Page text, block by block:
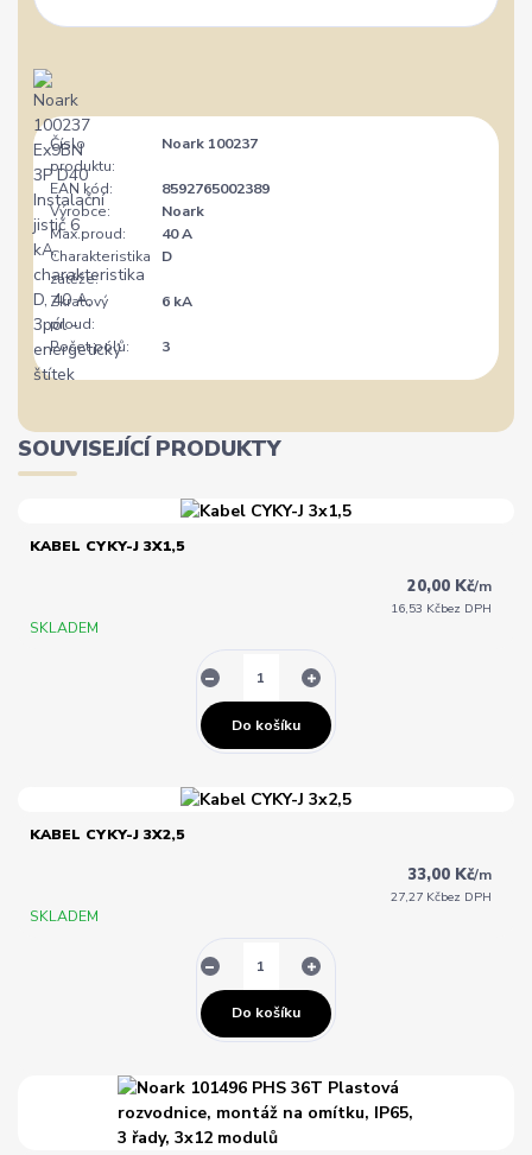
Číslo
produktu:
Noark 100237
EAN kód:
8592765002389
Výrobce:
Noark
Max.proud:
40 A
Charakteristika
zátěže:
D
Zkratový
proud:
6 kA
Počet pólů: 3
SOUVISEJÍCÍ PRODUKTY
KABEL CYKY-J 3X1,5
20,00 Kč/m
16,53 Kčbez DPH
SKLADEM
Do košíku
KABEL CYKY-J 3X2,5
33,00 Kč/m
27,27 Kčbez DPH
SKLADEM
Do košíku